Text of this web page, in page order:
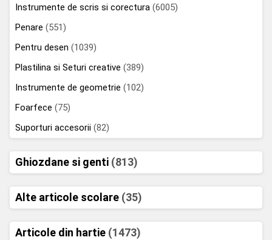
Instrumente de scris si corectura (6005)
Penare (551)
Pentru desen (1039)
Plastilina si Seturi creative (389)
Instrumente de geometrie (102)
Foarfece (75)
Suporturi accesorii (82)
Ghiozdane si genti (813)
Alte articole scolare (35)
Articole din hartie (1473)